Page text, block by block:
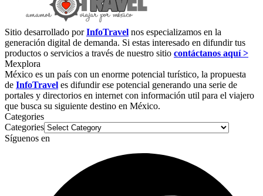
Sitio desarrollado porInfoTravel nos especializamos en la
generación digital de demanda. Si estas interesado en difundir tus
productos o servicios a través de nuestro sitio contáctanos aquí >
Mexplora
México es un país con un enorme potencial turístico, la propuesta
de InfoTravel es difundir ese potencial generando una serie de
portales y directorios en internet con información util para el viajero
que busca su siguiente destino en México.
Categories
Categories
Síguenos en